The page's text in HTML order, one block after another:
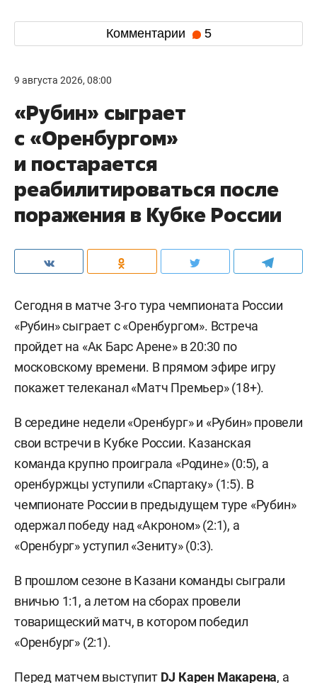
Комментарии 5
9 августа 2026, 08:00
«Рубин» сыграет
с «Оренбургом»
и постарается
реабилитироваться после
поражения в Кубке России
Сегодня в матче 3-го тура чемпионата России
«Рубин» сыграет с «Оренбургом». Встреча
пройдет на «Ак Барс Арене» в 20:30 по
московскому времени. В прямом эфире игру
покажет телеканал «Матч Премьер» (18+).
В середине недели «Оренбург» и «Рубин» провели
свои встречи в Кубке России. Казанская
команда крупно проиграла «Родине» (0:5), а
оренбуржцы уступили «Спартаку» (1:5). В
чемпионате России в предыдущем туре «Рубин»
одержал победу над «Акроном» (2:1), а
«Оренбург» уступил «Зениту» (0:3).
В прошлом сезоне в Казани команды сыграли
вничью 1:1, а летом на сборах провели
товарищеский матч, в котором победил
«Оренбург» (2:1).
Перед матчем выступит DJ Карен Макарена, а